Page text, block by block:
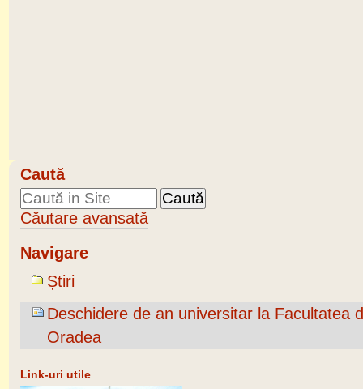
Caută
Căutare avansată
Navigare
Știri
Deschidere de an universitar la Facultatea
Oradea
Link-uri utile